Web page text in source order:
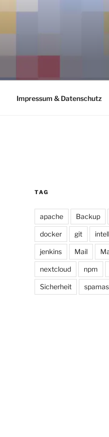
Impressum & Datenschutz
TAG
apache Backup
docker git
jenkins Mail
nextcloud npm
Sicherheit